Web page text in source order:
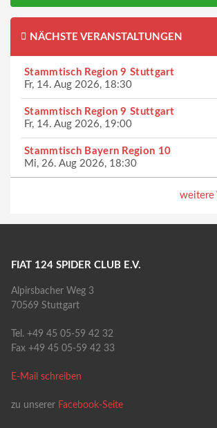
NÄCHSTE VERANSTALTUNGEN
Stammtisch Region 9 Stuttgart
Fr, 14. Aug 2026, 18:30
Stammtisch Region 9 Stuttgart
Fr, 14. Aug 2026, 19:00
Stammtisch Bayern Region 10
Mi, 26. Aug 2026, 18:30
weitere
FIAT 124 SPIDER CLUB E.V.
Alpirsbacher Weg 3
70569 Stuttgart
Tel. +49 45 05-59 42 32
Fax +49 45 05-59 42 33
E-Mail schreiben
zu unserer Facebook-Seite